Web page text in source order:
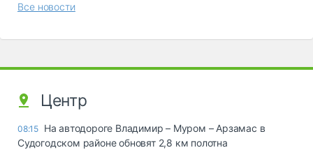
Все новости
Центр
08:15 На автодороге Владимир – Муром – Арзамас в
Судогодском районе обновят 2,8 км полотна